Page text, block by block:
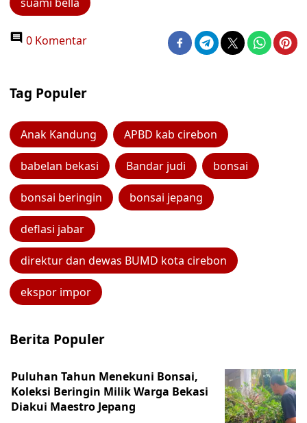
0 Komentar
Tag Populer
Anak Kandung APBD kab cirebon
babelan bekasi Bandar judi bonsai
bonsai beringin bonsai jepang
deflasi jabar
direktur dan dewas BUMD kota cirebon
ekspor impor
Berita Populer
Puluhan Tahun Menekuni Bonsai,
Koleksi Beringin Milik Warga Bekasi
Diakui Maestro Jepang